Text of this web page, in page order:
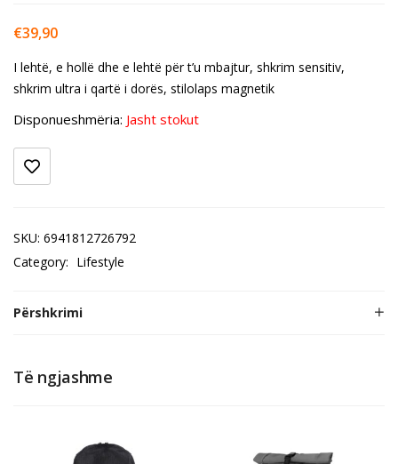
€39,90
I lehtë, e hollë dhe e lehtë për t’u mbajtur, shkrim sensitiv,
shkrim ultra i qartë i dorës, stilolaps magnetik
Disponueshmëria: Jasht stokut
SKU: 6941812726792
Category: Lifestyle
Përshkrimi
Të ngjashme